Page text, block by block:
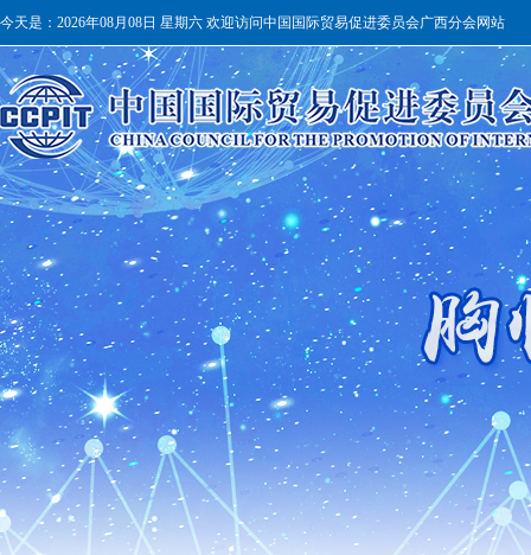
今天是： 2026年08月08日 星期六 欢迎访问中国国际贸易促进委员会广西分会网站